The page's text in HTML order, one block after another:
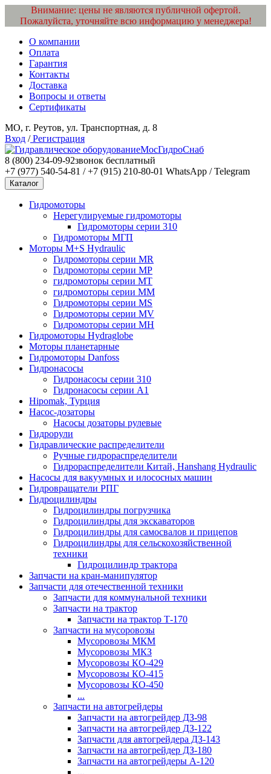
Внимание: цены не являются публичной офертой.
Пожалуйста, уточняйте всю информацию у менеджера!
О компании
Оплата
Гарантия
Контакты
Доставка
Вопросы и ответы
Сертификаты
МО, г. Реутов, ул. Транспортная, д. 8
Вход /Регистрация
МосГидроСнаб
8 (800) 234-09-92звонок бесплатный
+7 (977) 540-54-81 / +7 (915) 210-80-01 WhatsApp / Telegram
Каталог
Гидромоторы
Нерегулируемые гидромоторы
Гидромоторы серии 310
Гидромоторы МГП
Моторы M+S Hydraulic
Гидромоторы серии MR
Гидромоторы серии MP
гидромоторы серии MT
гидромоторы серии MM
Гидромоторы серии MS
Гидромоторы серии MV
Гидромоторы серии MH
Гидромоторы Hydraglobe
Моторы планетарные
Гидромоторы Danfoss
Гидронасосы
Гидронасосы серии 310
Гидронасосы серии А1
Hipomak, Турция
Насос-дозаторы
Насосы дозаторы рулевые
Гидрорули
Гидравлические распределители
Ручные гидрораспределители
Гидрораспределители Китай, Hanshang Hydraulic
Насосы для вакуумных и илососных машин
Гидровращатели РПГ
Гидроцилиндры
Гидроцилиндры погрузчика
Гидроцилиндры для экскаваторов
Гидроцилиндры для самосвалов и прицепов
Гидроцилиндры для сельскохозяйственной
техники
Гидроцилиндр трактора
Запчасти на кран-манипулятор
Запчасти для отечественной техники
Запчасти для коммунальной техники
Запчасти на трактор
Запчасти на трактор Т-170
Запчасти на мусоровозы
Мусоровозы МКМ
Мусоровозы МКЗ
Мусоровозы КО-429
Мусоровозы КО-415
Мусоровозы КО-450
...
Запчасти на автогрейдеры
Запчасти на автогрейдер ДЗ-98
Запчасти на автогрейдер ДЗ-122
Запчасти для автогрейдера ДЗ-143
Запчасти на автогрейдер ДЗ-180
Запчасти на автогрейдеры А-120
...